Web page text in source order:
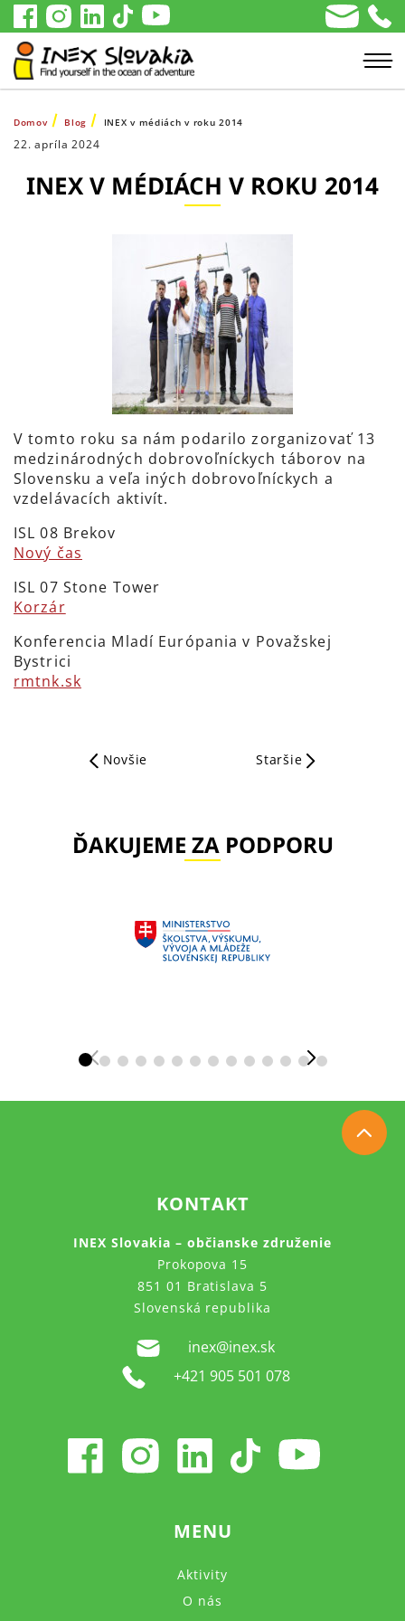
Domov Blog INEX v médiách v roku 2014
22. apríla 2024
INEX V MÉDIÁCH V ROKU 2014
V tomto roku sa nám podarilo zorganizovať 13
medzinárodných dobrovoľníckych táborov na
Slovensku a veľa iných dobrovoľníckych a
vzdelávacích aktivít.
ISL 08 Brekov
Nový čas
ISL 07 Stone Tower
Korzár
Konferencia Mladí Európania v Považskej
Bystrici
rmtnk.sk
Novšie Staršie
ĎAKUJEME ZA PODPORU
KONTAKT
INEX Slovakia – občianske združenie
Prokopova 15
851 01 Bratislava 5
Slovenská republika
inex@inex.sk
+421 905 501 078
MENU
Aktivity
O nás